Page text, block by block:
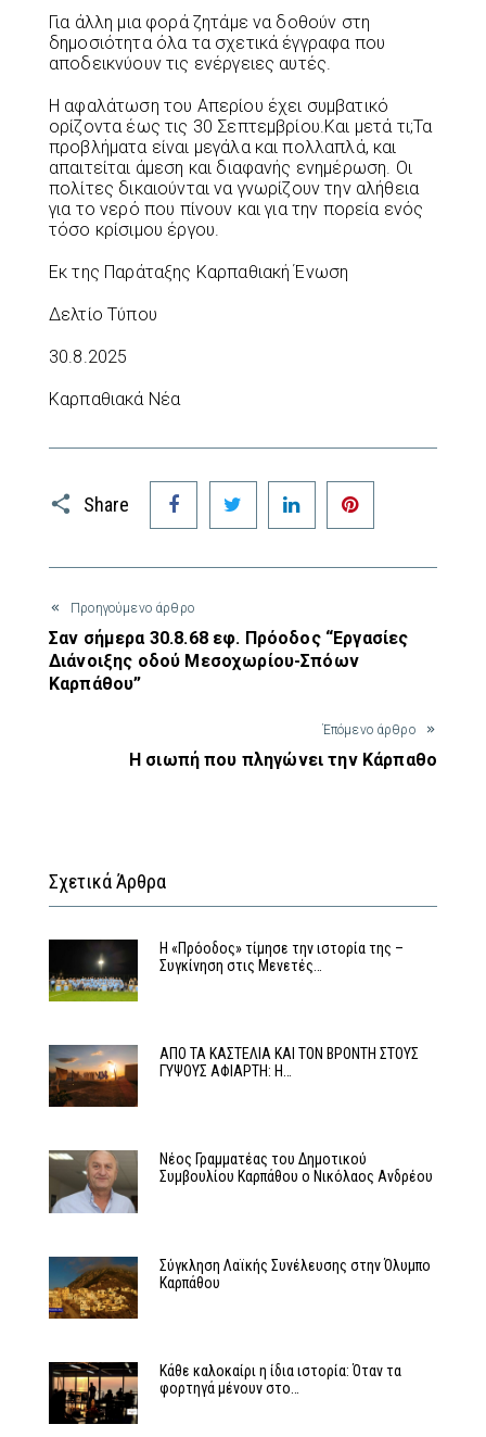
Για άλλη μια φορά ζητάμε να δοθούν στη
δημοσιότητα όλα τα σχετικά έγγραφα που
αποδεικνύουν τις ενέργειες αυτές.
Η αφαλάτωση του Απερίου έχει συμβατικό
ορίζοντα έως τις 30 Σεπτεμβρίου.Και μετά τι;Τα
προβλήματα είναι μεγάλα και πολλαπλά, και
απαιτείται άμεση και διαφανής ενημέρωση. Οι
πολίτες δικαιούνται να γνωρίζουν την αλήθεια
για το νερό που πίνουν και για την πορεία ενός
τόσο κρίσιμου έργου.
Εκ της Παράταξης Καρπαθιακή Ένωση
Δελτίο Τύπου
30.8.2025
Καρπαθιακά Νέα
Share
Facebook Twitter LinkedIn
Προηγούμενο άρθρο
Σαν σήμερα 30.8.68 εφ. Πρόοδος “Εργασίες
Διάνοιξης οδού Μεσοχωρίου-Σπόων
Καρπάθου”
Έπόμενο άρθρο
Η σιωπή που πληγώνει την Κάρπαθο
Σχετικά Άρθρα
Η «Πρόοδος» τίμησε την ιστορία της –
Συγκίνηση στις Μενετές…
ΑΠΟ ΤΑ ΚΑΣΤΕΛΙΑ ΚΑΙ ΤΟΝ ΒΡΟΝΤΗ ΣΤΟΥΣ
ΓΥΨΟΥΣ ΑΦΙΑΡΤΗ: Η…
Νέος Γραμματέας του Δημοτικού
Συμβουλίου Καρπάθου ο Νικόλαος Ανδρέου
Σύγκληση Λαϊκής Συνέλευσης στην Όλυμπο
Καρπάθου
Κάθε καλοκαίρι η ίδια ιστορία: Όταν τα
φορτηγά μένουν στο…